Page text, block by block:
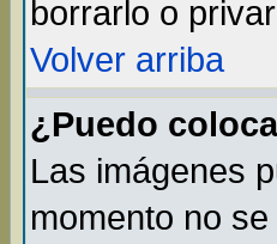
borrarlo o
Volver arriba
¿Puedo
Las imágenes
momento no